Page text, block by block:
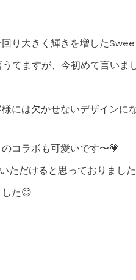
り大きく輝きを増した
てますが、今初めて言いま
には欠かせないデザインに
コラボも可愛いです〜💗
ただけると思っておりまし
た😊